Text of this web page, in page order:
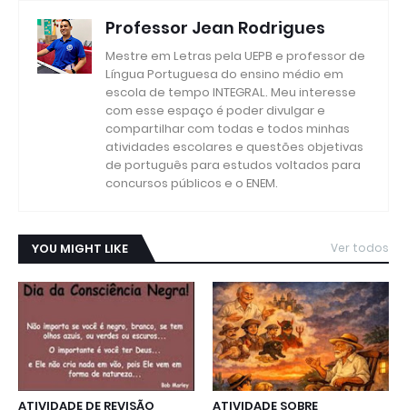
Professor Jean Rodrigues
Mestre em Letras pela UEPB e professor de
Língua Portuguesa do ensino médio em
escola de tempo INTEGRAL. Meu interesse
com esse espaço é poder divulgar e
compartilhar com todas e todos minhas
atividades escolares e questões objetivas
de português para estudos voltados para
concursos públicos e o ENEM.
YOU MIGHT LIKE Ver todos
ATIVIDADE DE REVISÃO
ATIVIDADE SOBRE